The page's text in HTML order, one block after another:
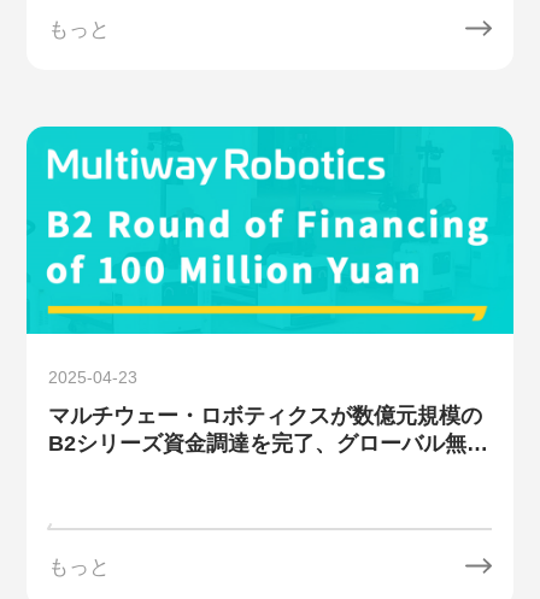
もっと
2025-04-23
マルチウェー・ロボティクスが数億元規模の
B2シリーズ資金調達を完了、グローバル無人
もっと